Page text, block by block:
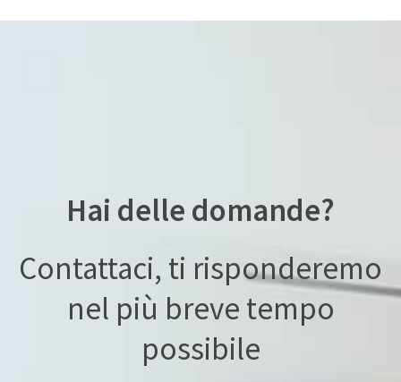
Hai delle domande?
Contattaci, ti risponderemo
nel più breve tempo
possibile